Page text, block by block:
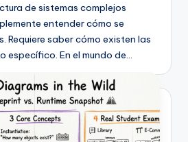
de sistemas complejos
entender cómo se
Requiere saber cómo existen las
específico. En el mundo de…